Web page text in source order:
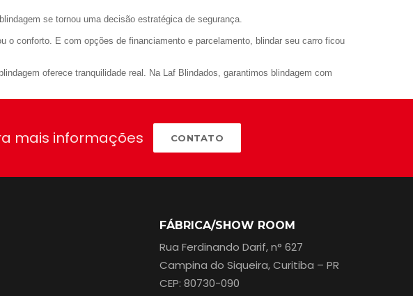
se tornou uma decisão estratégica de segurança.
conforto. E com opções de financiamento e parcelamento, blindar seu carro ficou
oferece tranquilidade real. Na Laf Blindados, garantimos blindagem com
mais informações CONTATO
FÁBRICA/SHOW ROOM
Rua Ferdinando Darif, n° 627
Campina do Siqueira, Curitiba – PR
CEP: 80730-090